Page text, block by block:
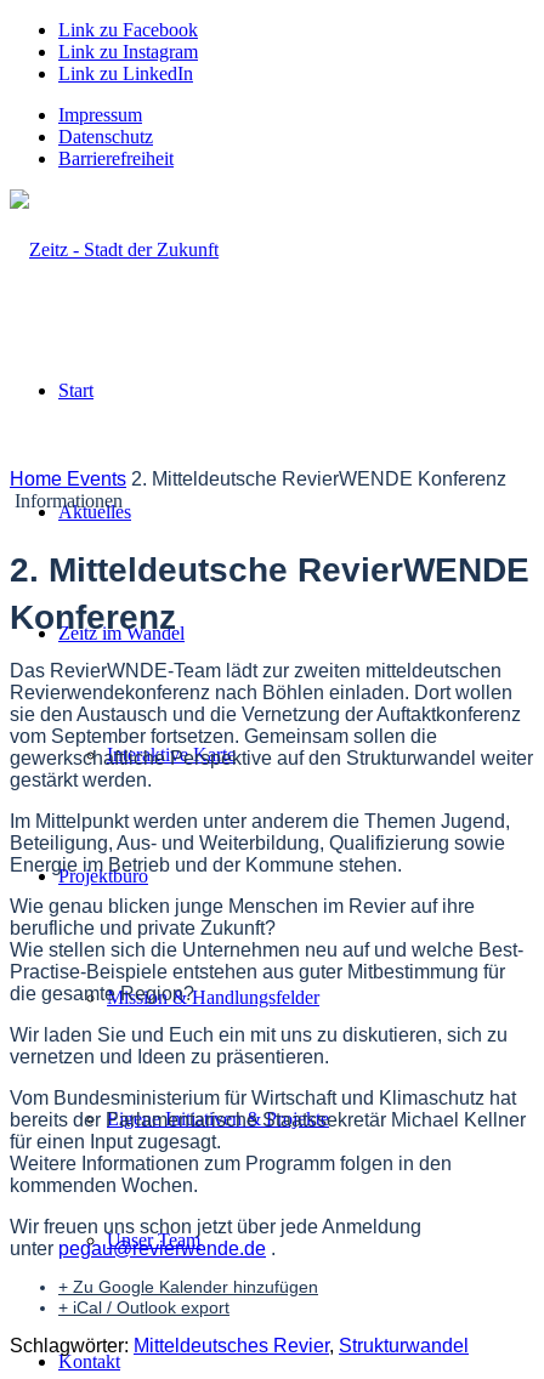
Link zu Facebook
Link zu Instagram
Link zu LinkedIn
Impressum
Datenschutz
Barrierefreiheit
Start
Aktuelles
Zeitz im Wandel
Interaktive Karte
Projektbüro
Mission & Handlungsfelder
Eigene Initiativen & Projekte
Unser Team
Kontakt
Home Events 2. Mitteldeutsche RevierWENDE Konferenz
Informationen
2. Mitteldeutsche RevierWENDE
Konferenz
Das RevierWNDE-Team lädt zur zweiten mitteldeutschen
Revierwendekonferenz nach Böhlen einladen. Dort wollen
sie den Austausch und die Vernetzung der Auftaktkonferenz
vom September fortsetzen. Gemeinsam sollen die
gewerkschaftliche Perspektive auf den Strukturwandel weiter
gestärkt werden.
Im Mittelpunkt werden unter anderem die Themen Jugend,
Beteiligung, Aus- und Weiterbildung, Qualifizierung sowie
Energie im Betrieb und der Kommune stehen.
Wie genau blicken junge Menschen im Revier auf ihre
berufliche und private Zukunft?
Wie stellen sich die Unternehmen neu auf und welche Best-
Practise-Beispiele entstehen aus guter Mitbestimmung für
die gesamte Region?
Wir laden Sie und Euch ein mit uns zu diskutieren, sich zu
vernetzen und Ideen zu präsentieren.
Vom Bundesministerium für Wirtschaft und Klimaschutz hat
bereits der Parlamentarische Staatssekretär Michael Kellner
für einen Input zugesagt.
Weitere Informationen zum Programm folgen in den
kommenden Wochen.
Wir freuen uns schon jetzt über jede Anmeldung
unter pegau@revierwende.de .
+ Zu Google Kalender hinzufügen
+ iCal / Outlook export
Schlagwörter: Mitteldeutsches Revier, Strukturwandel